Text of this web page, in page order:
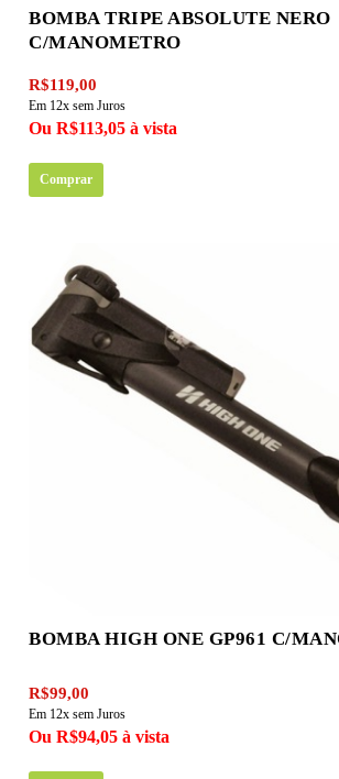
BOMBA TRIPE ABSOLUTE NERO
C/MANOMETRO
R$119,00
Em 12x sem Juros
Ou R$113,05 à vista
Comprar
BOMBA HIGH ONE GP961 C/
R$99,00
Em 12x sem Juros
Ou R$94,05 à vista